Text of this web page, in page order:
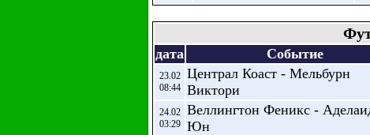
дата Событие
23.02
08:44
Централ Коаст - Мельбурн
Виктори
24.02
03:29
Веллингтон Феникс -
Юн